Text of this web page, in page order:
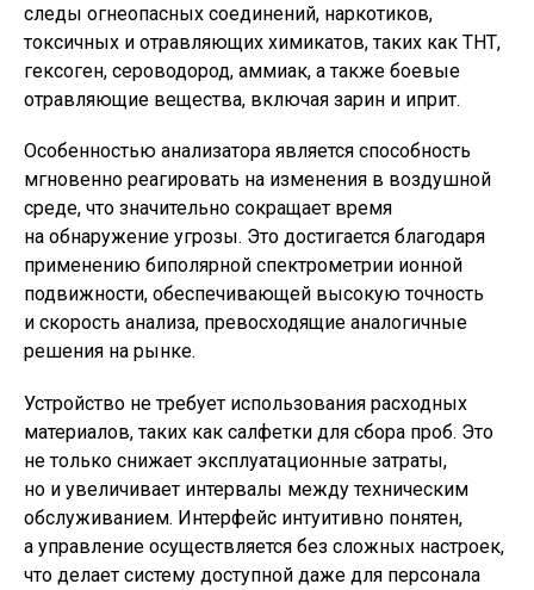
следы огнеопасных соединений, наркотиков,
токсичных и отравляющих химикатов, таких как ТНТ,
гексоген, сероводород, аммиак, а также боевые
отравляющие вещества, включая зарин и иприт.
Особенностью анализатора является способность
мгновенно реагировать на изменения в воздушной
среде, что значительно сокращает время
на обнаружение угрозы. Это достигается благодаря
применению биполярной спектрометрии ионной
подвижности, обеспечивающей высокую точность
и скорость анализа, превосходящие аналогичные
решения на рынке.
Устройство не требует использования расходных
материалов, таких как салфетки для сбора проб. Это
не только снижает эксплуатационные затраты,
но и увеличивает интервалы между техническим
обслуживанием. Интерфейс интуитивно понятен,
а управление осуществляется без сложных настроек,
что делает систему доступной даже для персонала